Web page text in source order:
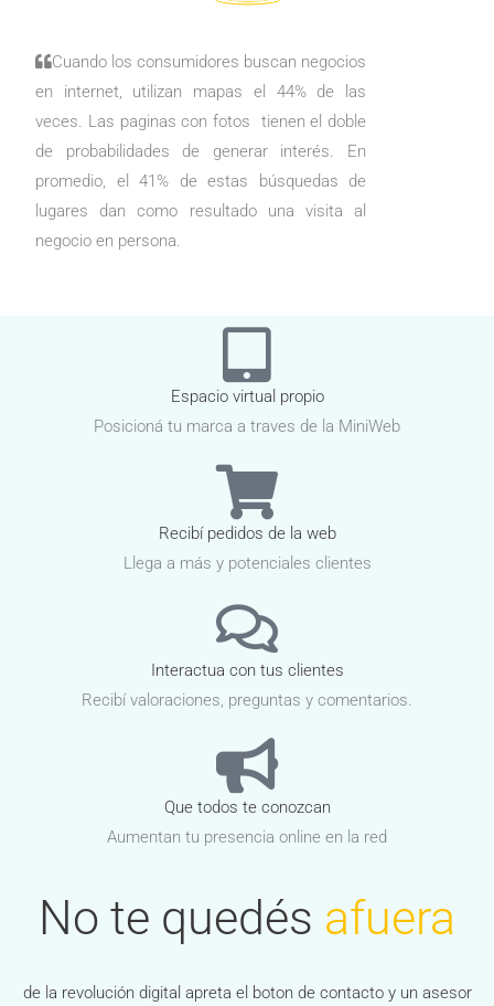
Cuando los consumidores buscan negocios
en internet, utilizan mapas el 44% de las
veces. Las paginas con fotos tienen el doble
de probabilidades de generar interés. En
promedio, el 41% de estas búsquedas de
lugares dan como resultado una visita al
negocio en persona.
Espacio virtual propio
Posicioná tu marca a traves de la MiniWeb
Recibí pedidos de la web
Llega a más y potenciales clientes
Interactua con tus clientes
Recibí valoraciones, preguntas y comentarios.
Que todos te conozcan
Aumentan tu presencia online en la red
No te quedés afuera
de la revolución digital apreta el boton de contacto y un asesor